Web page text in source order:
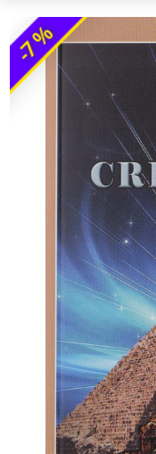
-7 %